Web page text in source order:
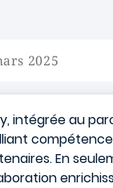
2025
intégrée au
En